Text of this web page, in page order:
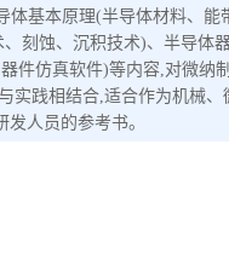
体基本原理(半导体材料、能
刻蚀、沉积技术)、半导体
件仿真软件)等内容,对微纳
实践相结合,适合作为机械、
人员的参考书。